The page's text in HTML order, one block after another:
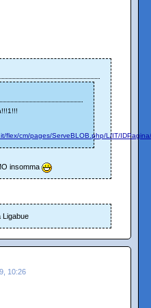
flex/cm/pages/ServeBLOB.php/L/IT/
insomma
Ligabue
10:26